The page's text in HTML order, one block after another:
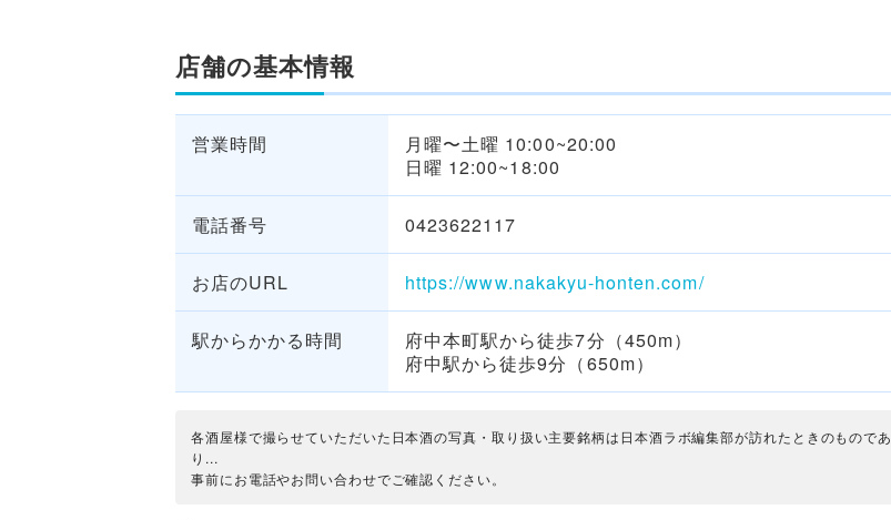
店舗の基本情報
営業時間
月曜〜土曜 10:00~20:00
日曜 12:00~18:00
電話番号 0423622117
お店のURL https://www.nakakyu-honten.com/
駅からかかる時間
府中本町駅から徒歩7分（450m）
府中駅から徒歩9分（650m）
各酒屋様で撮らせていただいた日本酒の写真・取り扱い主要銘柄は日本酒ラボ編集部が訪れたときのものであ
り...
事前にお電話やお問い合わせでご確認ください。